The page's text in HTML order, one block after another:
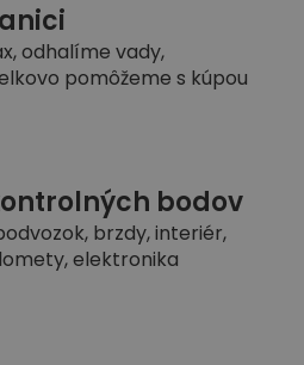
odhalíme vady,
pomôžeme s kúpou
bodov
brzdy, interiér,
elektronika